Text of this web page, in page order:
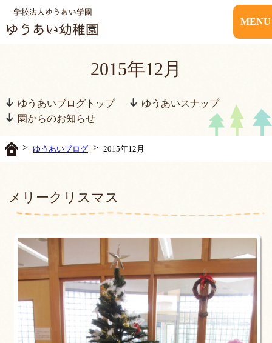
MENU
2015年12月
ゆうあいブログトップ
ゆうあいスナップ
園からのお知らせ
> ゆうあいブログ> 2015年12月
メリークリスマス